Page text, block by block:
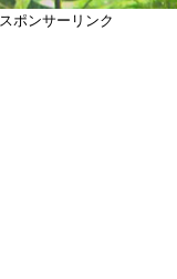
スポンサーリンク